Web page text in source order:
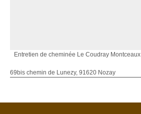
Entretien de cheminée Le Coudray Montceaux
69bis chemin de Lunezy, 91620 Nozay